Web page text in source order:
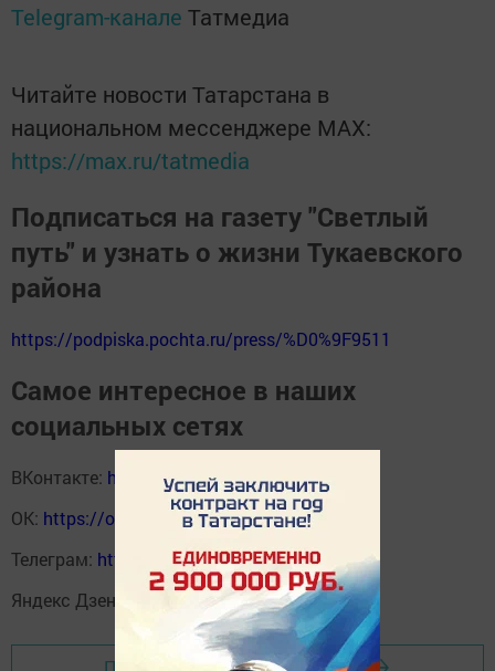
Telegram-канале Татмедиа
Читайте новости Татарстана в
национальном мессенджере MАХ:
https://max.ru/tatmedia
Подписаться на газету "Светлый
путь" и узнать о жизни Тукаевского
района
https://podpiska.pochta.ru/press/%D0%9F9511
Самое интересное в наших
социальных сетях
ВКонтакте: https://vk.com/svetliput
ОК: https://ok.ru/profile/590414664980
Телеграм: https://t.me/yakti_ul
Яндекс Дзен:
https://dzen.ru/svetliput